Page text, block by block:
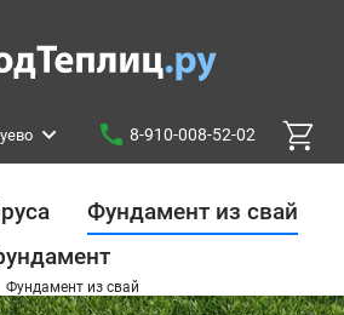
8-910-008-52-02
Фундамент из свай
Фундамент из свай